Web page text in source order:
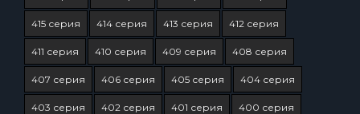
415 серия 414 серия 413 серия 412 серия
411 серия 410 серия 409 серия 408 серия
407 серия 406 серия 405 серия 404 серия
403 серия 402 серия 401 серия 400 серия